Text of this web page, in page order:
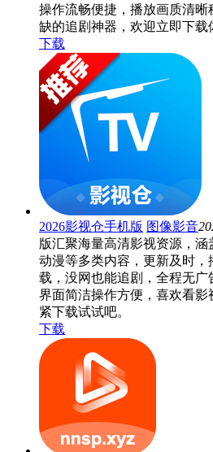
操作流畅便捷，播放画质清
缺的追剧神器，欢迎立即下载
下载
2026影视仓手机版 图像影音
版汇聚海量高清影视资源，涵
动漫等多类内容，更新及时
载，没网也能追剧，全程无广
界面简洁操作方便，喜欢看
紧下载试试吧。
下载